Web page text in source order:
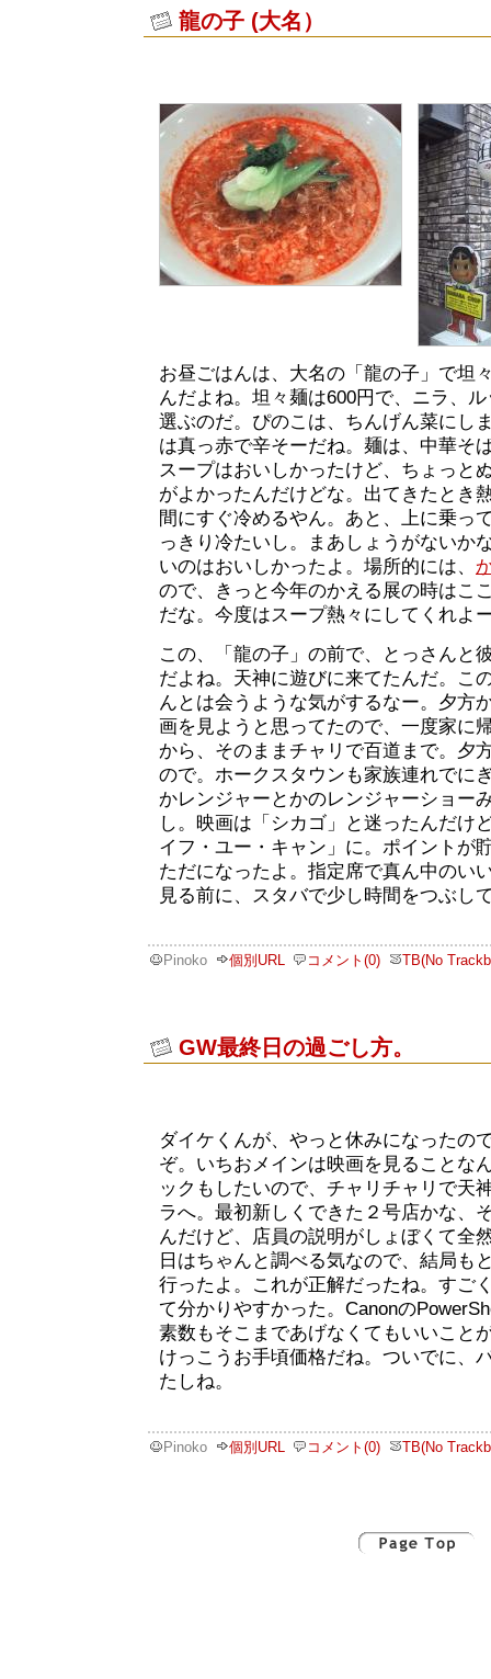
龍の子 (大名）
お昼ごはんは、大名の「龍の子」で坦
んだよね。坦々麺は600円で、ニラ、
選ぶのだ。ぴのこは、ちんげん菜にし
は真っ赤で辛そーだね。麺は、中華そ
スープはおいしかったけど、ちょっと
がよかったんだけどな。出てきたとき
間にすぐ冷めるやん。あと、上に乗っ
っきり冷たいし。まあしょうがないか
いのはおいしかったよ。場所的には、
ので、きっと今年のかえる展の時はこ
だな。今度はスープ熱々にしてくれよ
この、「龍の子」の前で、とっさんと
だよね。天神に遊びに来てたんだ。こ
んとは会うような気がするなー。夕方
画を見ようと思ってたので、一度家に
から、そのままチャリで百道まで。夕
ので。ホークスタウンも家族連れでに
かレンジャーとかのレンジャーショー
し。映画は「シカゴ」と迷ったんだけ
イフ・ユー・キャン」に。ポイントが
ただになったよ。指定席で真ん中のい
見る前に、スタバで少し時間をつぶし
Pinoko 個別URL コメント(0) TB(No
GW最終日の過ごし方。
ダイケくんが、やっと休みになったの
ぞ。いちおメインは映画を見ることな
ックもしたいので、チャリチャリで天
ラへ。最初新しくできた２号店かな、
んだけど、店員の説明がしょぼくて全
日はちゃんと調べる気なので、結局も
行ったよ。これが正解だったね。すご
て分かりやすかった。Canonの
素数もそこまであげなくてもいいこと
けっこうお手頃価格だね。ついでに、
たしね。
Pinoko 個別URL コメント(0) TB(No